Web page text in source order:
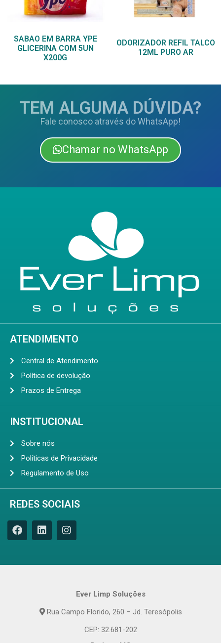
SABAO EM BARRA YPE
GLICERINA COM 5UN
X200G
ODORIZADOR REFIL TALCO
12ML PURO AR
TEM ALGUMA DÚVIDA?
Fale conosco através do WhatsApp!
Chamar no WhatsApp
ATENDIMENTO
Central de Atendimento
Política de devolução
Prazos de Entrega
INSTITUCIONAL
Sobre nós
Políticas de Privacidade
Regulamento de Uso
REDES SOCIAIS
Ever Limp Soluções
Rua Campo Florido, 260 – Jd. Teresópolis
CEP: 32.681-202